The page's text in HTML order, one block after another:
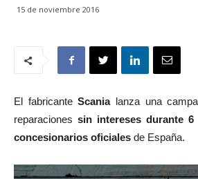
15 de noviembre 2016
El fabricanteScanialanza una
reparaciones sin intereses durante 6
concesionarios oficiales de España.